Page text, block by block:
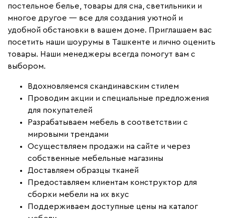
постельное белье, товары для сна, светильники и
многое другое — все для создания уютной и
удобной обстановки в вашем доме. Приглашаем вас
посетить наши шоурумы в Ташкенте и лично оценить
товары. Наши менеджеры всегда помогут вам с
выбором.
Вдохновляемся скандинавским стилем
Проводим акции и специальные предложения
для покупателей
Разрабатываем мебель в соответствии с
мировыми трендами
Осуществляем продажи на сайте и через
собственные мебельные магазины
Доставляем образцы тканей
Предоставляем клиентам конструктор для
сборки мебели на их вкус
Поддерживаем доступные цены на каталог